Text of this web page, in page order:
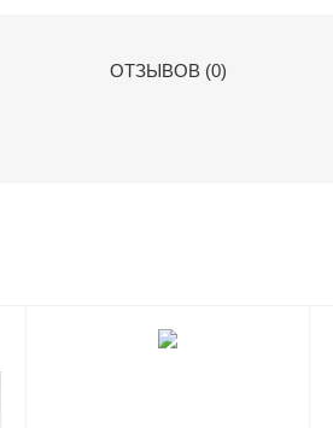
ОТЗЫВОВ (0)